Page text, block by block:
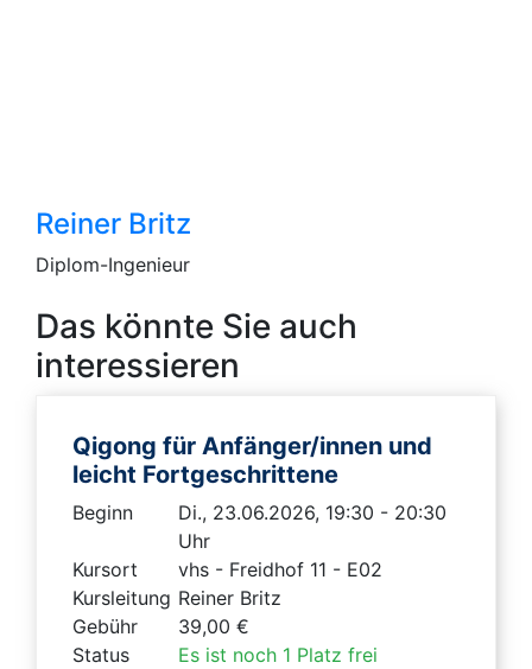
Reiner Britz
Diplom-Ingenieur
Das könnte Sie auch
interessieren
Qigong für Anfänger/innen und
leicht Fortgeschrittene
Beginn
Di., 23.06.2026, 19:30 - 20:30
Uhr
Kursort
vhs - Freidhof 11 - E02
Kursleitung Reiner Britz
Gebühr
39,00 €
Status
Es ist noch 1 Platz frei